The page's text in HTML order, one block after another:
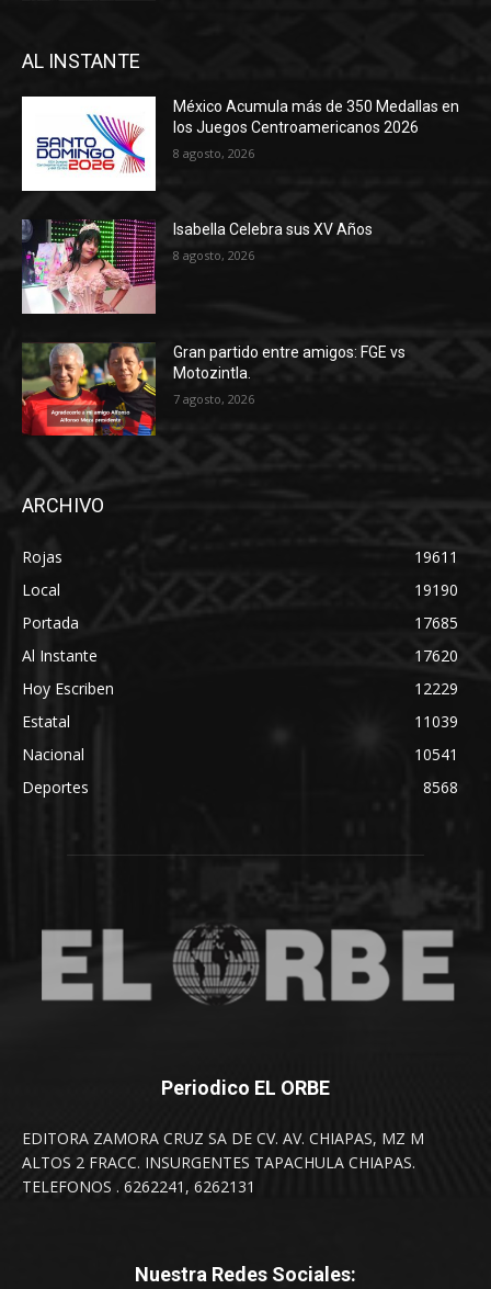
AL INSTANTE
México Acumula más de 350 Medallas en
los Juegos Centroamericanos 2026
8 agosto, 2026
Isabella Celebra sus XV Años
8 agosto, 2026
Gran partido entre amigos: FGE vs
Motozintla.
7 agosto, 2026
ARCHIVO
Rojas
19611
Local
19190
Portada
17685
Al Instante
17620
Hoy Escriben
12229
Estatal
11039
Nacional
10541
Deportes
8568
Periodico EL ORBE
EDITORA ZAMORA CRUZ SA DE CV. AV. CHIAPAS, MZ M
ALTOS 2 FRACC. INSURGENTES TAPACHULA CHIAPAS.
TELEFONOS . 6262241, 6262131
Nuestra Redes Sociales: